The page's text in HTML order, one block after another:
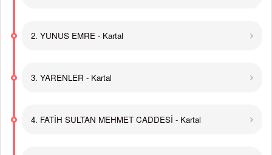
2. YUNUS EMRE - Kartal
3. YARENLER - Kartal
4. FATİH SULTAN MEHMET CADDESİ - Kartal